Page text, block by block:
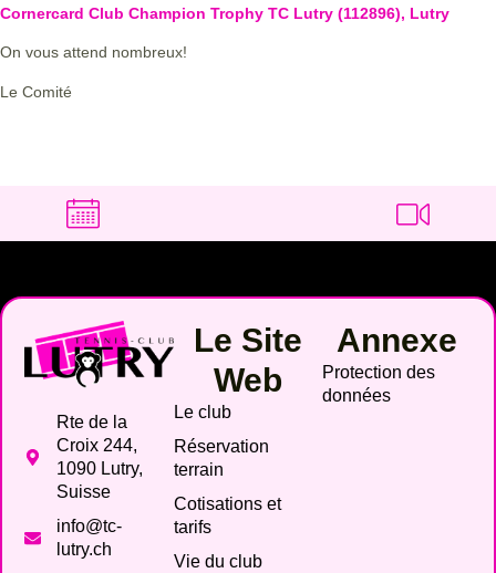
Cornercard Club Champion Trophy TC Lutry (112896), Lutry
On vous attend nombreux!
Le Comité
Rte de la
Croix 244,
1090 Lutry,
Suisse
info@tc-
lutry.ch
Le Site
Web
Le club
Réservation
terrain
Cotisations et
tarifs
Vie du club
Annexe
Protection des
données